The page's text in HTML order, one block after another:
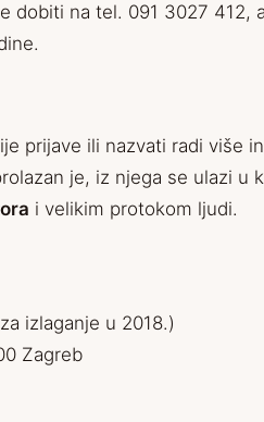
dobiti na tel. 091 3027 412,
prijave ili nazvati radi više
je, iz njega se ulazi u
i velikim protokom ljudi.
izlaganje u 2018.)
Zagreb